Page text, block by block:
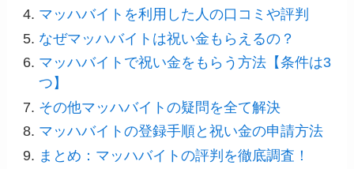
マッハバイトを利用した人の口コミや評判
なぜマッハバイトは祝い金もらえるの？
マッハバイトで祝い金をもらう方法【条件は3
つ】
その他マッハバイトの疑問を全て解決
マッハバイトの登録手順と祝い金の申請方法
まとめ：マッハバイトの評判を徹底調査！